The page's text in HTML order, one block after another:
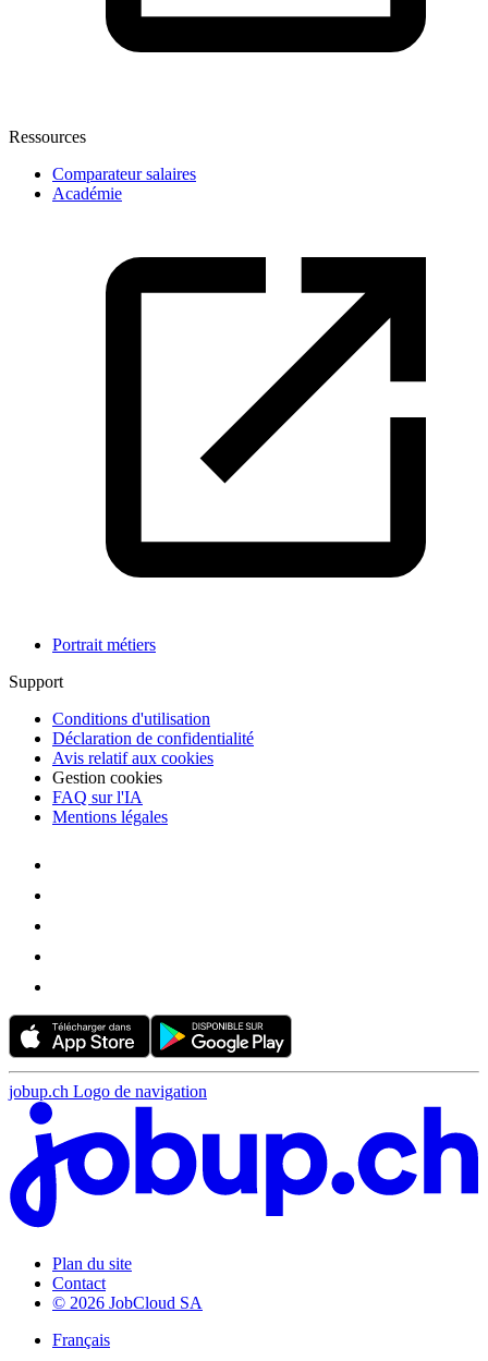
Ressources
Comparateur salaires
Académie
Portrait métiers
Support
Conditions d'utilisation
Déclaration de confidentialité
Avis relatif aux cookies
Gestion cookies
FAQ sur l'IA
Mentions légales
jobup.ch Logo de navigation
Plan du site
Contact
© 2026 JobCloud SA
Français